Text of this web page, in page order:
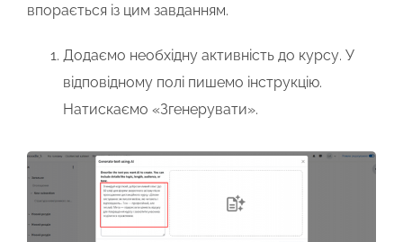
впорається із цим завданням.
Додаємо необхідну активність до курсу. У
відповідному полі пишемо інструкцію.
Натискаємо «Згенерувати».